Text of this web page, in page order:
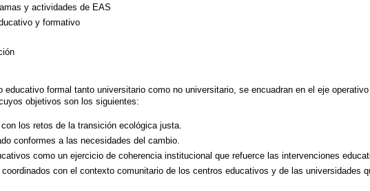
y actividades de EAS
y formativo
formal tanto universitario como no universitario, se encuadran en el eje
objetivos son los siguientes:
los retos de la transición ecológica justa.
conformes a las necesidades del cambio.
como un ejercicio de coherencia institucional que refuerce las intervenciones
con el contexto comunitario de los centros educativos y de las universidades